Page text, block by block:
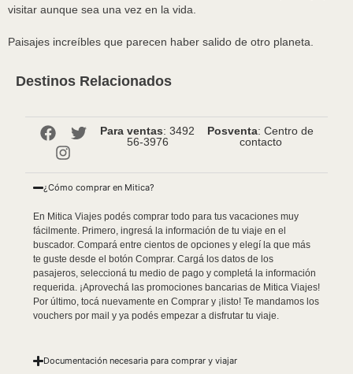
visitar aunque sea una vez en la vida.
Paisajes increíbles que parecen haber salido de otro planeta.
Destinos Relacionados
Para ventas: 3492
56-3976
Posventa: Centro de
contacto
¿Cómo comprar en Mitica?
En Mitica Viajes podés comprar todo para tus vacaciones muy
fácilmente. Primero, ingresá la información de tu viaje en el
buscador. Compará entre cientos de opciones y elegí la que más
te guste desde el botón Comprar. Cargá los datos de los
pasajeros, seleccioná tu medio de pago y completá la información
requerida. ¡Aprovechá las promociones bancarias de Mitica Viajes!
Por último, tocá nuevamente en Comprar y ¡listo! Te mandamos los
vouchers por mail y ya podés empezar a disfrutar tu viaje.
Documentación necesaria para comprar y viajar